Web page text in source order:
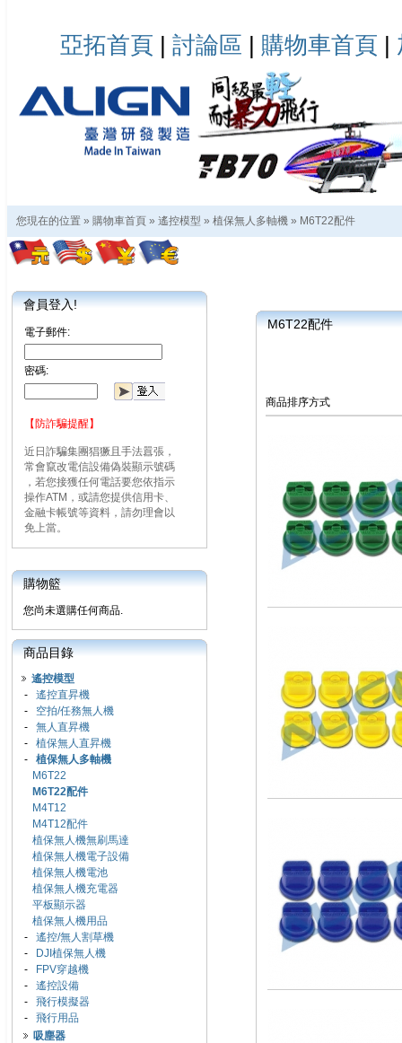
亞拓首頁 | 討論區 | 購物車首頁 |
您現在的位置 » 購物車首頁 » 遙控模型 » 植保無人多軸機 » M6T22配件
會員登入!
電子郵件:
密碼:
【防詐騙提醒】
近日詐騙集團猖獗且手法囂張，
常會竄改電信設備偽裝顯示號碼
，若您接獲任何電話要您依指示
操作ATM，或請您提供信用卡、
金融卡帳號等資料，請勿理會以
免上當。
購物籃
您尚未選購任何商品.
商品目錄
遙控模型
- 遙控直昇機
- 空拍/任務無人機
- 無人直昇機
- 植保無人直昇機
- 植保無人多軸機
M6T22
M6T22配件
M4T12
M4T12配件
植保無人機無刷馬達
植保無人機電子設備
植保無人機電池
植保無人機充電器
平板顯示器
植保無人機用品
- 遙控/無人割草機
-
DJI植保無人機
-
FPV穿越機
- 遙控設備
- 飛行模擬器
- 飛行用品
吸塵器
M6T22配件
商品排序方式